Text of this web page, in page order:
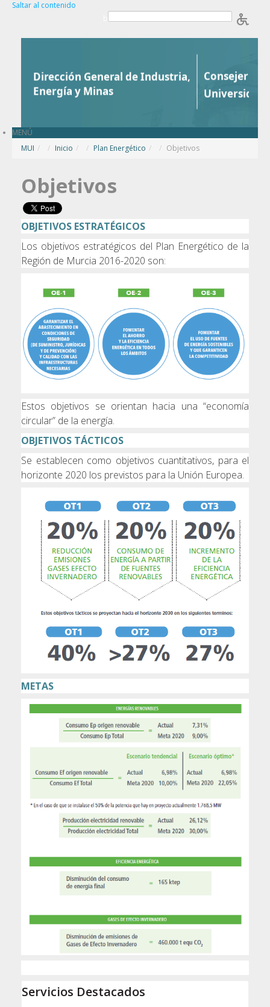
Saltar al contenido
MENÚ
MUI / Inicio / Plan Energético / Objetivos
Objetivos
OBJETIVOS ESTRATÉGICOS
Los objetivos estratégicos del Plan Energético de la
Región de Murcia 2016-2020 son:
Estos objetivos se orientan hacia una “economía
circular” de la energía.
OBJETIVOS TÁCTICOS
Se establecen como objetivos cuantitativos, para el
horizonte 2020 los previstos para la Unión Europea.
METAS
Servicios Destacados